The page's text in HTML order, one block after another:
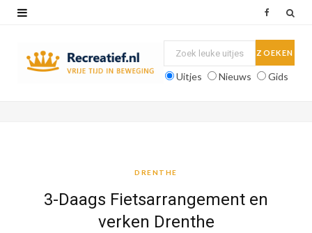
Uitjes Nieuws Gids
DRENTHE
3-Daags Fietsarrangement en
verken Drenthe